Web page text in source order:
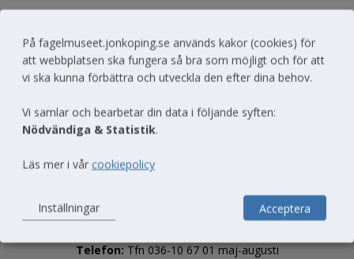
Till toppen av sidan
Telefon: Tfn 036-10 67 01 maj-augusti
På fagelmuseet.jonkoping.se används kakor (cookies) för
att webbplatsen ska fungera så bra som möjligt och för att
vi ska kunna förbättra och utveckla den efter dina behov.
Vi samlar och bearbetar din data i följande syften:
Nödvändiga & Statistik.
Läs mer i vår cookiepolicy
Inställningar Acceptera